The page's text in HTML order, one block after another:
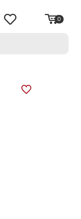
0